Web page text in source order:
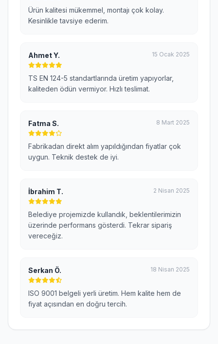
Ürün kalitesi mükemmel, montajı çok kolay.
Kesinlikle tavsiye ederim.
Ahmet Y. 15 Ocak 2025
TS EN 124-5 standartlarında üretim yapıyorlar,
kaliteden ödün vermiyor. Hızlı teslimat.
Fatma S. 8 Mart 2025
Fabrikadan direkt alım yapıldığından fiyatlar çok
uygun. Teknik destek de iyi.
İbrahim T. 2 Nisan 2025
Belediye projemizde kullandık, beklentilerimizin
üzerinde performans gösterdi. Tekrar sipariş
vereceğiz.
Serkan Ö. 18 Nisan 2025
ISO 9001 belgeli yerli üretim. Hem kalite hem de
fiyat açısından en doğru tercih.